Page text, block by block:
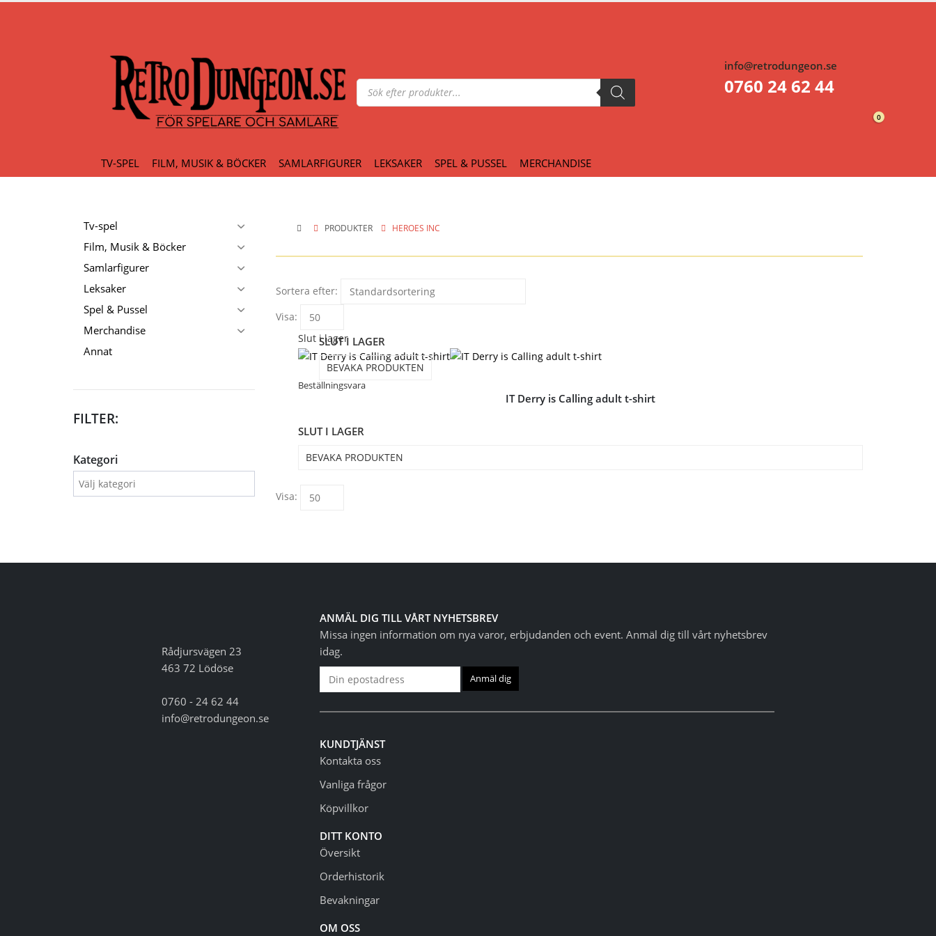
Produktsökning
info@retrodungeon.se
0760 24 62 44
0
TV-SPEL FILM, MUSIK & BÖCKER SAMLARFIGURER LEKSAKER SPEL & PUSSEL MERCHANDISE
PRODUKTER HEROES INC
Sortera efter:
Visa:
Slut i lager
Beställningsvara
SLUT I LAGER
BEVAKA PRODUKTEN
IT Derry is Calling adult t-shirt
SLUT I LAGER
BEVAKA PRODUKTEN
Visa:
Tv-spel
Film, Musik & Böcker
Samlarfigurer
Leksaker
Spel & Pussel
Merchandise
Annat
FILTER:
Kategori
Rådjursvägen 23
463 72 Lödöse
0760 - 24 62 44
info@retrodungeon.se
ANMÄL DIG TILL VÅRT NYHETSBREV
Missa ingen information om nya varor, erbjudanden och event. Anmäl dig till vårt nyhetsbrev
idag.
KUNDTJÄNST
Kontakta oss
Vanliga frågor
Köpvillkor
DITT KONTO
Översikt
Orderhistorik
Bevakningar
OM OSS